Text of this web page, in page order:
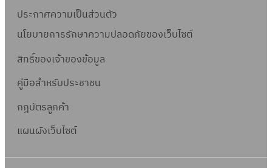
ประกาศความเป็นส่วนตัว
นโยบายการรักษาความปลอดภัยของเว็บไซต์
สิทธิ์ของเจ้าของข้อมูล
คู่มือสำหรับประชาชน
กฎบัตรลูกค้า
แผนผังเว็บไซต์